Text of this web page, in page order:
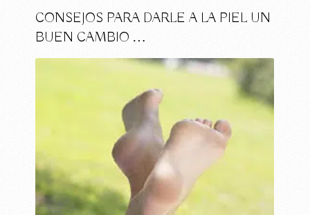
CONSEJOS PARA DARLE A LA PIEL UN
BUEN CAMBIO …